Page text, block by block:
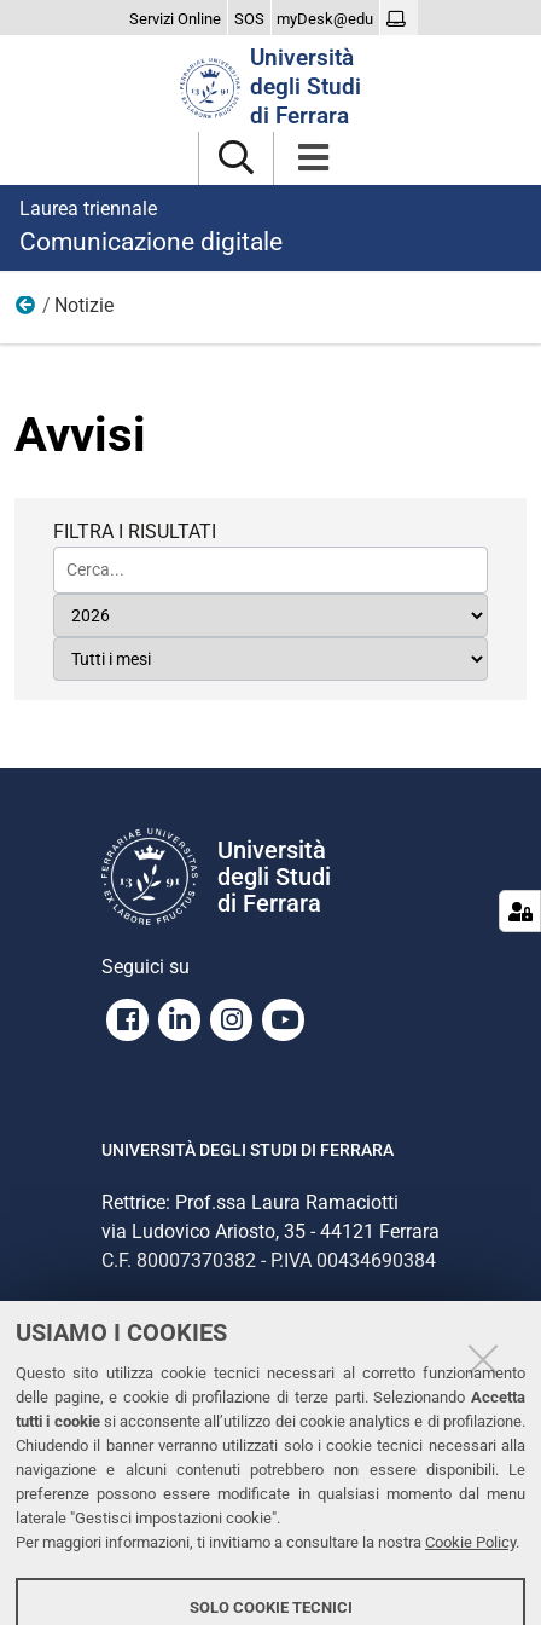
USIAMO I COOKIES
Questo sito utilizza cookie tecnici necessari al corretto funzionamento
delle pagine, e cookie di profilazione di terze parti. Selezionando Accetta
tutti i cookiesi acconsente all’utilizzo dei cookie analytics e di profilazione.
Chiudendo il banner verranno utilizzati solo i cookie tecnici necessari alla
navigazione e alcuni contenuti potrebbero non essere disponibili. Le
preferenze possono essere modificate in qualsiasi momento dal menu
laterale "Gestisci impostazioni cookie".
Per maggiori informazioni, ti invitiamo a consultare la nostra Cookie Policy.
SOLO COOKIE TECNICI
Servizi Online SOS myDesk@edu
Università
degli Studi
di Ferrara
Laurea triennale
Comunicazione digitale
Home
Notizie
Avvisi
FILTRA I RISULTATI
Università
degli Studi
di Ferrara
Seguici su
Facebook
LinkedinInstagram
Youtube
UNIVERSITÀ DEGLI STUDI DI FERRARA
Rettrice: Prof.ssa Laura Ramaciotti
via Ludovico Ariosto, 35 - 44121 Ferrara
C.F. 80007370382 - P.IVA 00434690384
CONTATTI
Tel. +39 0532 293111
Fax. +39 0532 293031
PEC
LINKS
Dichiarazione di accessibilità